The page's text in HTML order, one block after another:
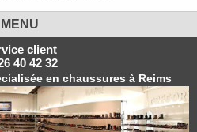
MENU
client
40 42 32
en chaussures à Reims